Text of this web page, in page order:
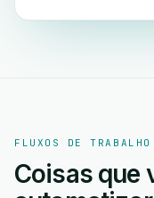
FLUXOS DE
Coisas que